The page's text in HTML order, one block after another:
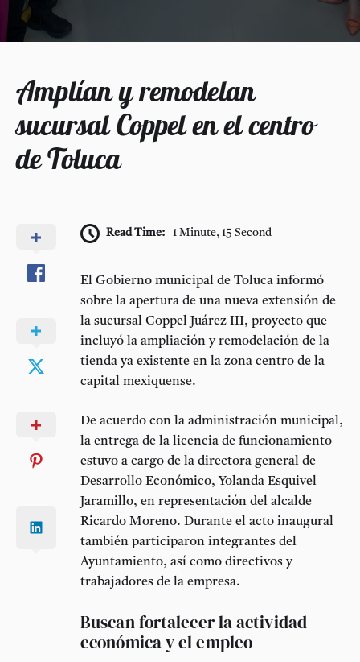
Amplían y remodelan
sucursal Coppel en el centro
de Toluca
Read Time: 1 Minute, 15 Second
El Gobierno municipal de Toluca informó
sobre la apertura de una nueva extensión de
la sucursal Coppel Juárez III, proyecto que
incluyó la ampliación y remodelación de la
tienda ya existente en la zona centro de la
capital mexiquense.
De acuerdo con la administración municipal,
la entrega de la licencia de funcionamiento
estuvo a cargo de la directora general de
Desarrollo Económico, Yolanda Esquivel
Jaramillo, en representación del alcalde
Ricardo Moreno. Durante el acto inaugural
también participaron integrantes del
Ayuntamiento, así como directivos y
trabajadores de la empresa.
Buscan fortalecer la actividad
económica y el empleo